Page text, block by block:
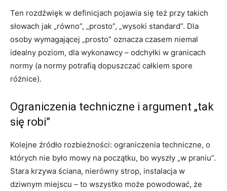
Ten rozdźwięk w definicjach pojawia się też przy takich
słowach jak „równo”, „prosto”, „wysoki standard”. Dla
osoby wymagającej „prosto” oznacza czasem niemal
idealny poziom, dla wykonawcy – odchyłki w granicach
normy (a normy potrafią dopuszczać całkiem spore
różnice).
Ograniczenia techniczne i argument „tak
się robi”
Kolejne źródło rozbieżności: ograniczenia techniczne, o
których nie było mowy na początku, bo wyszły „w praniu”.
Stara krzywa ściana, nierówny strop, instalacja w
dziwnym miejscu – to wszystko może powodować, że